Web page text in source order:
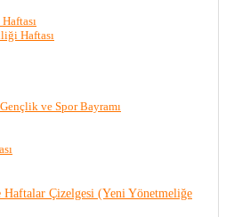
Haftası
ve Spor Bayramı
Çizelgesi (Yeni Yönetmeliğe